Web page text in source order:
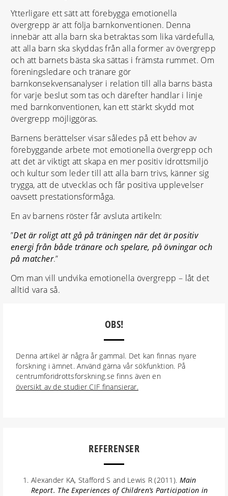
Ytterligare ett sätt att förebygga emotionella
övergrepp är att följa barnkonventionen. Denna
innebär att alla barn ska betraktas som lika värdefulla,
att alla barn ska skyddas från alla former av övergrepp
och att barnets bästa ska sättas i främsta rummet. Om
föreningsledare och tränare gör
barnkonsekvensanalyser i relation till alla barns bästa
för varje beslut som tas och därefter handlar i linje
med barnkonventionen, kan ett stärkt skydd mot
övergrepp möjliggöras.
Barnens berättelser visar således på ett behov av
förebyggande arbete mot emotionella övergrepp och
att det är viktigt att skapa en mer positiv idrottsmiljö
och kultur som leder till att alla barn trivs, känner sig
trygga, att de utvecklas och får positiva upplevelser
oavsett prestationsförmåga.
En av barnens röster får avsluta artikeln:
”Det är roligt att gå på träningen när det är positiv
energi från både tränare och spelare, på övningar och
på matcher.”
Om man vill undvika emotionella övergrepp – låt det
alltid vara så.
OBS!
Denna artikel är några år gammal. Det kan finnas nyare
forskning i ämnet. Använd gärna vår sökfunktion. På
centrumforidrottsforskning.se finns även en
översikt av de studier CIF finansierar.
REFERENSER
Alexander KA, Stafford S and Lewis R (2011). Main
Report. The Experiences of Children’s Participation in